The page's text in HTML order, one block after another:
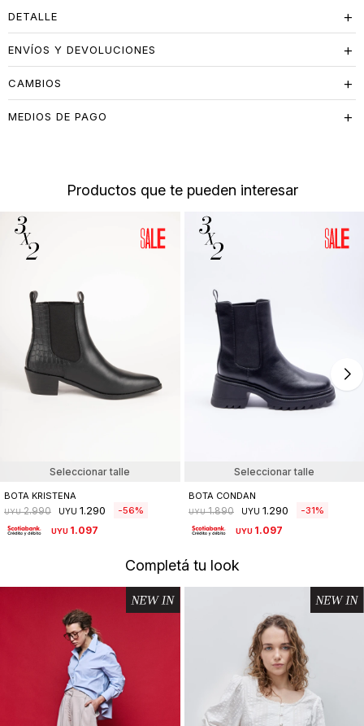
DETALLE
ENVÍOS Y DEVOLUCIONES
CAMBIOS
MEDIOS DE PAGO
Productos que te pueden interesar
Seleccionar talle
BOTA KRISTENA
UYU 2.990 UYU 1.290 56
UYU 1.097
Seleccionar talle
BOTA CONDAN
UYU 1.890 UYU 1.290 31
UYU 1.097
Completá tu look